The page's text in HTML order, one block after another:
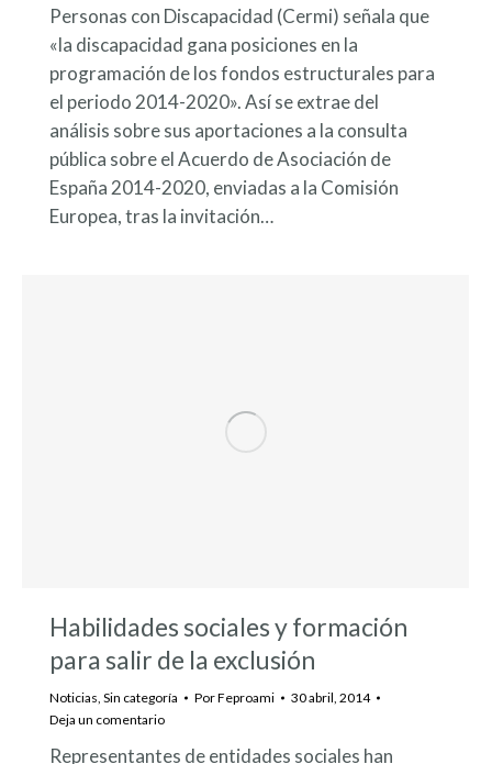
Personas con Discapacidad (Cermi) señala que
«la discapacidad gana posiciones en la
programación de los fondos estructurales para
el periodo 2014-2020». Así se extrae del
análisis sobre sus aportaciones a la consulta
pública sobre el Acuerdo de Asociación de
España 2014-2020, enviadas a la Comisión
Europea, tras la invitación…
Habilidades sociales y formación
para salir de la exclusión
Noticias Sin categoría PorFeproami
30 abril, 2014
Deja un comentario
Representantes de entidades sociales han